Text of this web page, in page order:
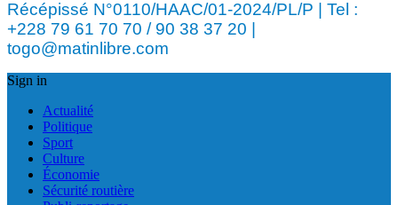
Récépissé N°0110/HAAC/01-2024/PL/P | Tel :
+228 79 61 70 70 / 90 38 37 20 |
togo@matinlibre.com
Sign in
Actualité
Politique
Sport
Culture
Économie
Sécurité routière